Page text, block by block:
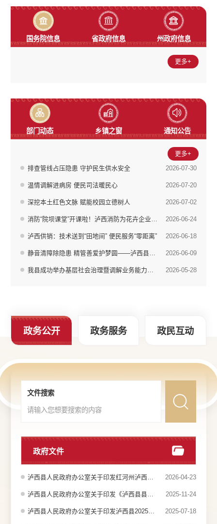
国务院信息 省政府信息 州政府信息
更多+
部门动态 乡镇之窗 通知公告
排查管线占压隐患 守护民生供水安全 2026-07-30
温情调解进病房 便民司法暖民心 2026-07-20
深挖本土红色文脉 赋能校园立德树人 2026-07-02
消防“院坝课堂”开课啦！泸西消防为花卉企业送上“安全锦囊” 2026-06-24
泸西供销：技术送到“田地间” 便民服务“零距离” 2026-06-18
静音清障除隐患 精管善爱护梦圆——泸西县综合行政执法局高考前全链条护航纪实 2026-06-09
我县成功举办基层社会治理暨调解业务能力提升专题培训班 2026-05-28
更多+
政务公开 政务服务 政民互动
文件搜索
政府文件
泸西县人民政府办公室关于印发红河州泸西县城市供水突发事件应急预案的通知 2026-04-23
泸西县人民政府办公室关于印发《泸西县县级政务服务中心进驻事项负面清单（2025年版）》的通知 2025-11-24
泸西县人民政府办公室关于印发泸西县2025年度地质灾害防治方案的通知 2025-07-18